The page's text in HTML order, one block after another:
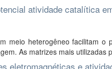
atividade catalítica
meio heterogêneo facilitam
As matrizes mais utilizadas
eletromagnéticas e